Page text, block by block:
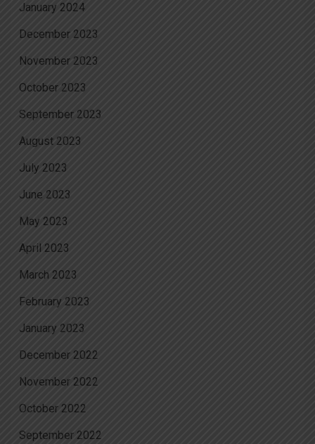
January 2024
December 2023
November 2023
October 2023
September 2023
August 2023
July 2023
June 2023
May 2023
April 2023
March 2023
February 2023
January 2023
December 2022
November 2022
October 2022
September 2022